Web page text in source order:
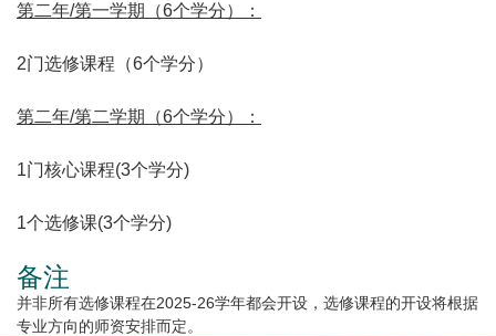
第二年/第一学期（6个学分）：
2门选修课程（6个学分）
第二年/第二学期（6个学分）：
1门核心课程(3个学分)
1个选修课(3个学分)
备注
并非所有选修课程在2025-26学年都会开设，选修课程的开设将根据
专业方向的师资安排而定。